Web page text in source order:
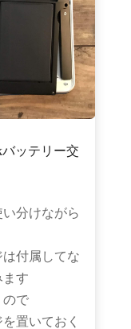
バッテリー交
分けながら
付属してな
ます
ので
置いておく